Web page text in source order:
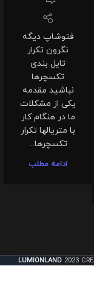
فتوشاپ دیگه
نگرون تکرار
تایل بندی
تکسچرها
نباشید مقدمه
یکی از مشکلات
ما در هنگام کار
با متریالها تکرار
تکسچرها...
ادامه مطلب
LUMIONLAND 2023